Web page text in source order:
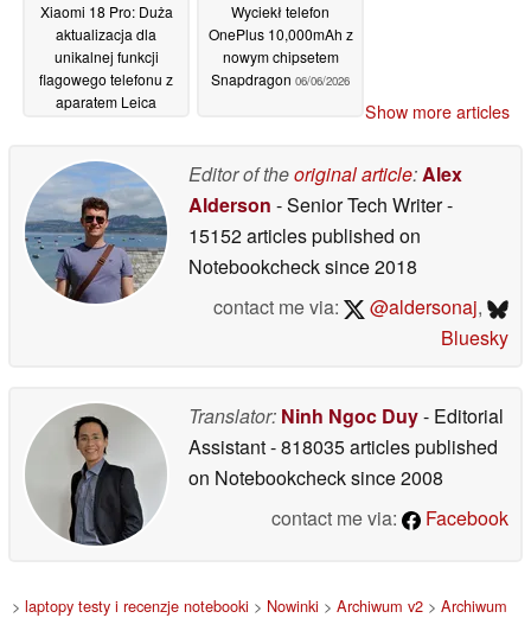
Xiaomi 18 Pro: Duża
aktualizacja dla
unikalnej funkcji
flagowego telefonu z
aparatem Leica
Wyciekł telefon
OnePlus 10,000mAh z
nowym chipsetem
Snapdragon 06/06/2026
Show more articles
Editor of theoriginal article:Alex
Alderson - Senior Tech Writer-
15152 articles published on
Notebookchecksince 2018
contact me via:
@aldersonaj,
Bluesky
Translator: Ninh Ngoc Duy- Editorial
Assistant- 818035 articles published
on Notebookchecksince 2008
contact me via:
Facebook
> laptopy testy i recenzje notebooki > Nowinki > Archiwum v2 > Archiwum